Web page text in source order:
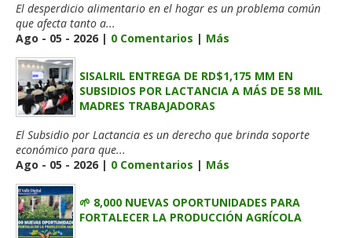
El desperdicio alimentario en el hogar es un problema común
que afecta tanto a...
Ago - 05 - 2026 | 0 Comentarios | Más
SISALRIL ENTREGA DE RD$1,175 MM EN
SUBSIDIOS POR LACTANCIA A MÁS DE 58 MIL
MADRES TRABAJADORAS
El Subsidio por Lactancia es un derecho que brinda soporte
económico para que...
Ago - 05 - 2026 | 0 Comentarios | Más
🌱 8,000 NUEVAS OPORTUNIDADES PARA
FORTALECER LA PRODUCCIÓN AGRÍCOLA